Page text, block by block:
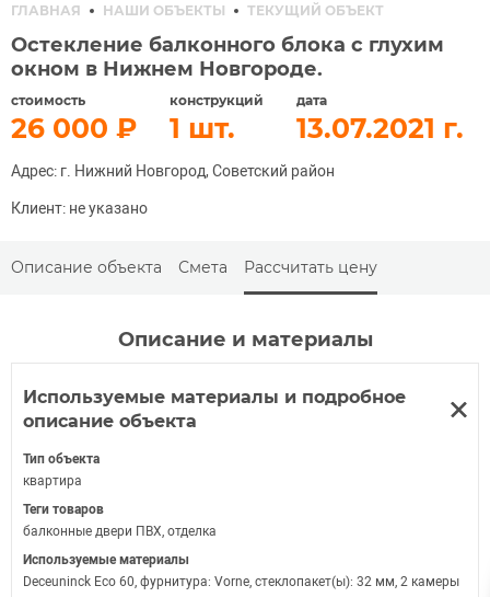
ГЛАВНАЯ НАШИ ОБЪЕКТЫ ТЕКУЩИЙ ОБЪЕКТ
Остекление балконного блока с глухим
окном в Нижнем Новгороде.
стоимость
26 000
конструкций
1
дата
13.07.2021
Адрес: г. Нижний Новгород, Советский район
Клиент: не указано
Описание объекта Смета Рассчитать цену
Описание и материалы
Используемые материалы и подробное
описание объекта
Тип объекта
квартира
Теги товаров
балконные двери ПВХ, отделка
Используемые материалы
Deceuninck Eco 60, фурнитура: Vorne, стеклопакет(ы): 32 мм, 2 камеры